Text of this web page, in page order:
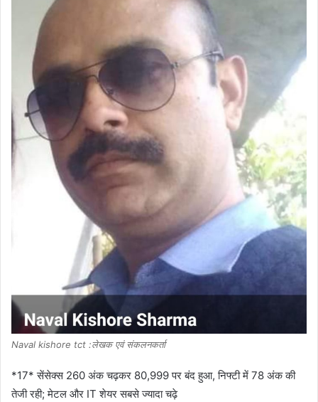
Naval kishore tct :लेखक एवं संकलनकर्ता
*17* सेंसेक्स 260 अंक चढ़कर 80,999 पर बंद हुआ, निफ्टी में 78 अंक की
तेजी रही; मेटल और IT शेयर सबसे ज्यादा चढ़े